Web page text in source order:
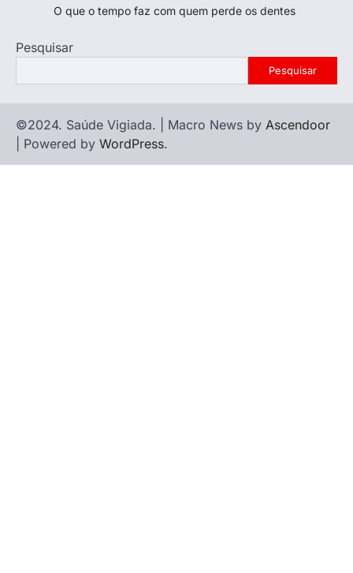
O que o tempo faz com quem perde os dentes
Pesquisar
Pesquisar
©2024. Saúde Vigiada. | Macro News by Ascendoor
| Powered by WordPress.